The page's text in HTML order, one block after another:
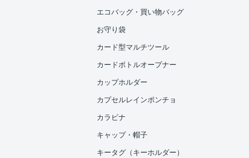
エコバッグ・買い物バッグ
お守り袋
カード型マルチツール
カードボトルオープナー
カップホルダー
カプセルレインポンチョ
カラビナ
キャップ・帽子
キータグ（キーホルダー）